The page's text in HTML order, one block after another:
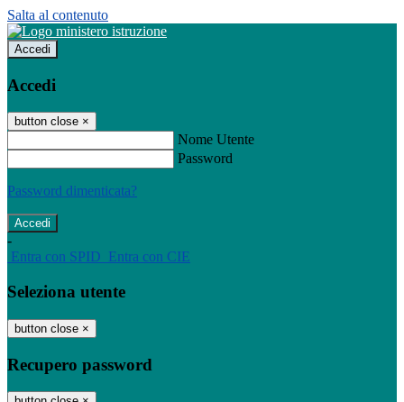
Salta al contenuto
Accedi
Accedi
button close ×
Nome Utente
Password
Password dimenticata?
-
Entra con SPID Entra con CIE
Seleziona utente
button close ×
Recupero password